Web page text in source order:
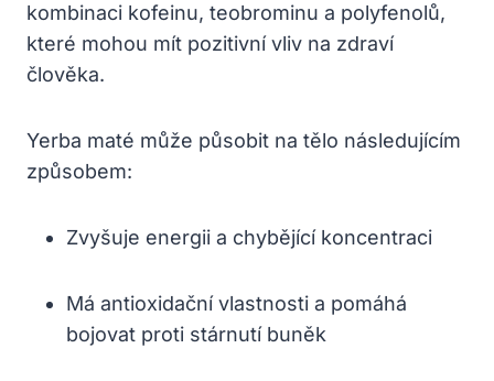
kombinaci kofeinu, teobrominu a polyfenolů,
které mohou mít pozitivní vliv na zdraví
člověka.
Yerba maté může působit na tělo následujícím
způsobem:
Zvyšuje energii a chybějící koncentraci
Má antioxidační vlastnosti a pomáhá
bojovat proti stárnutí buněk